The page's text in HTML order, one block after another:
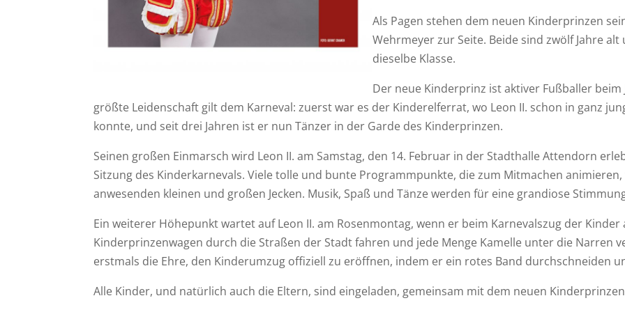
Als Pagen stehen dem neuen Kinderprinzen
Wehrmeyer zur Seite. Beide sind zwölf Jahre
dieselbe Klasse.
Der neue Kinderprinz ist aktiver Fußballer beim
größte Leidenschaft gilt dem Karneval: zuerst war es der Kinderelferrat, wo Leon II. schon in ganz
konnte, und seit drei Jahren ist er nun Tänzer in der Garde des Kinderprinzen.
Seinen großen Einmarsch wird Leon II. am Samstag, den 14. Februar in der Stadthalle Attendorn
Sitzung des Kinderkarnevals. Viele tolle und bunte Programmpunkte, die zum Mitmachen
anwesenden kleinen und großen Jecken. Musik, Spaß und Tänze werden für eine grandiose
Ein weiterer Höhepunkt wartet auf Leon II. am Rosenmontag, wenn er beim Karnevalszug der Kinder
Kinderprinzenwagen durch die Straßen der Stadt fahren und jede Menge Kamelle unter die Narren
erstmals die Ehre, den Kinderumzug offiziell zu eröffnen, indem er ein rotes Band durchschneiden
Alle Kinder, und natürlich auch die Eltern, sind eingeladen, gemeinsam mit dem neuen